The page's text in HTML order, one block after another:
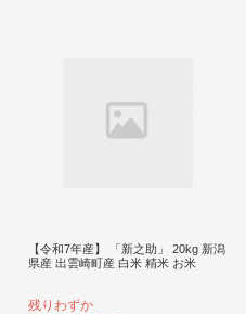
【令和7年産】 「新之助」 20kg 新潟
県産 出雲崎町産 白米 精米 お米
残りわずか